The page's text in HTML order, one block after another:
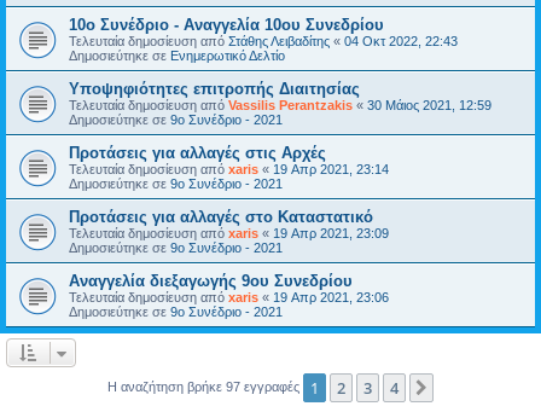
10ο Συνέδριο - Αναγγελία 10ου Συνεδρίου
Τελευταία δημοσίευση από Στάθης Λειβαδίτης « 04 Οκτ 2022, 22:43
Δημοσιεύτηκε σε Ενημερωτικό Δελτίο
Υποψηφιότητες επιτροπής Διαιτησίας
Τελευταία δημοσίευση από Vassilis Perantzakis « 30 Μάιος 2021, 12:59
Δημοσιεύτηκε σε 9ο Συνέδριο - 2021
Προτάσεις για αλλαγές στις Αρχές
Τελευταία δημοσίευση από xaris « 19 Απρ 2021, 23:14
Δημοσιεύτηκε σε 9ο Συνέδριο - 2021
Προτάσεις για αλλαγές στο Καταστατικό
Τελευταία δημοσίευση από xaris « 19 Απρ 2021, 23:09
Δημοσιεύτηκε σε 9ο Συνέδριο - 2021
Αναγγελία διεξαγωγής 9ου Συνεδρίου
Τελευταία δημοσίευση από xaris « 19 Απρ 2021, 23:06
Δημοσιεύτηκε σε 9ο Συνέδριο - 2021
Η αναζήτηση βρήκε 97 εγγραφές 1 2 3 4